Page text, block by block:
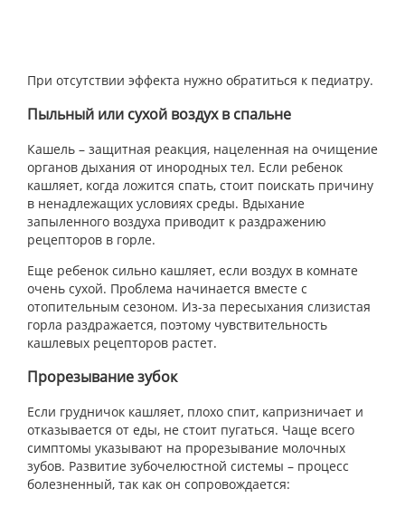
При отсутствии эффекта нужно обратиться к педиатру.
Пыльный или сухой воздух в спальне
Кашель – защитная реакция, нацеленная на очищение
органов дыхания от инородных тел. Если ребенок
кашляет, когда ложится спать, стоит поискать причину
в ненадлежащих условиях среды. Вдыхание
запыленного воздуха приводит к раздражению
рецепторов в горле.
Еще ребенок сильно кашляет, если воздух в комнате
очень сухой. Проблема начинается вместе с
отопительным сезоном. Из-за пересыхания слизистая
горла раздражается, поэтому чувствительность
кашлевых рецепторов растет.
Прорезывание зубок
Если грудничок кашляет, плохо спит, капризничает и
отказывается от еды, не стоит пугаться. Чаще всего
симптомы указывают на прорезывание молочных
зубов. Развитие зубочелюстной системы – процесс
болезненный, так как он сопровождается: